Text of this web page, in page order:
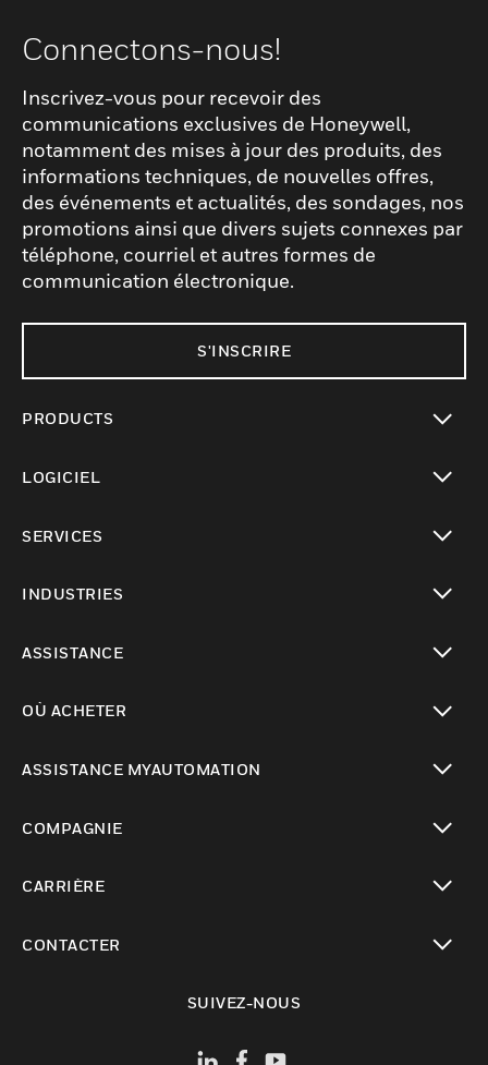
Connectons-nous!
Inscrivez-vous pour recevoir des
communications exclusives de Honeywell,
notamment des mises à jour des produits, des
informations techniques, de nouvelles offres,
des événements et actualités, des sondages, nos
promotions ainsi que divers sujets connexes par
téléphone, courriel et autres formes de
communication électronique.
S'INSCRIRE
PRODUCTS
LOGICIEL
SERVICES
INDUSTRIES
ASSISTANCE
OÙ ACHETER
ASSISTANCE MYAUTOMATION
COMPAGNIE
CARRIÈRE
CONTACTER
SUIVEZ-NOUS